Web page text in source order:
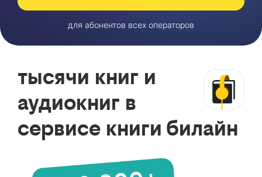
для абонентов всех операторов
тысячи книг и
аудиокниг в
сервисе книги билайн